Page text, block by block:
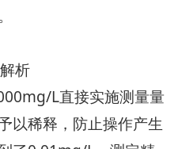
析
L直接实施测量量
以稀释，防止操作产生